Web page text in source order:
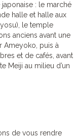
: le marché
halle et halle aux
le temple
anciens avant une
Ameyoko, puis à
et de cafés, avant
Meiji au milieu d’un
de vous rendre